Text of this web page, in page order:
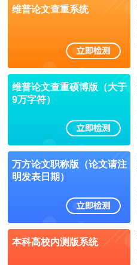
维普论文查重系统
维普论文查重硕博版（大于
9万字符）
万方论文职称版（论文请注
明发表日期）
本科高校内测版系统